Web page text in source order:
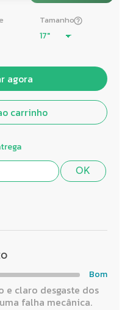
Tamanho
agora
carrinho
OK
Bom
e claro desgaste dos
falha mecânica.